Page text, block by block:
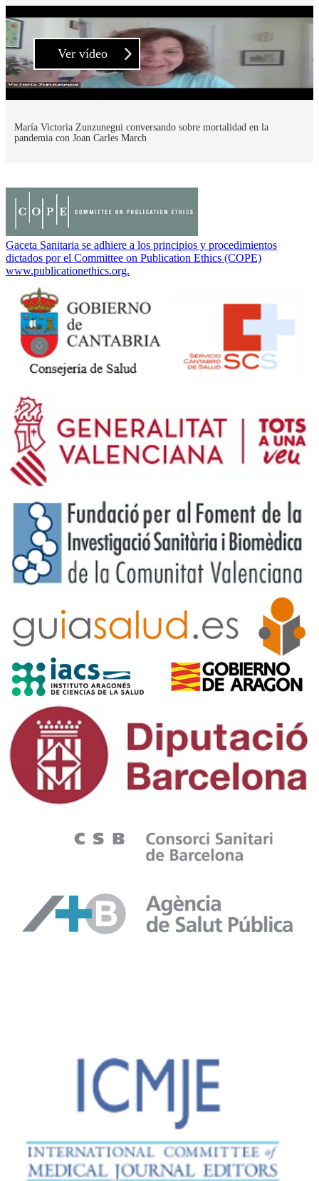
Ver vídeo
María Victoria Zunzunegui conversando sobre mortalidad en la
pandemia con Joan Carles March
Gaceta Sanitaria se adhiere a los principios y procedimientos
dictados por el Committee on Publication Ethics (COPE)
www.publicationethics.org.